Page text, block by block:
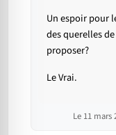
Un espoir pour
des querelles
proposer?
Le Vrai.
Le 11 mars